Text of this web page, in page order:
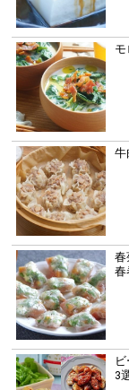
牛
春
春
3